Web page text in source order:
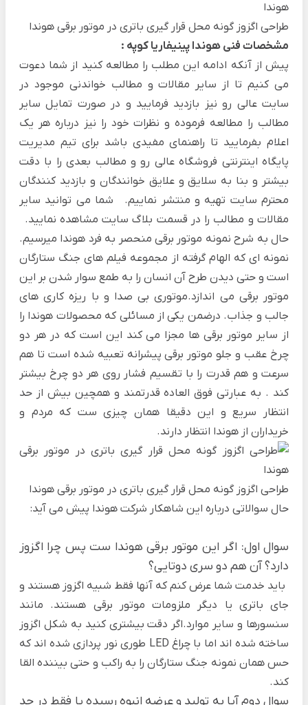
طراحی اگزوز گونه محل قرار گیری باتری در موتور برقی هوندا
مشخصات فنی هوندا پینیفاریا کوپه :
پیش از آنکه ادامه این مطلب را مطالعه کنید از شما دعوت
می کنیم تا از سایر مقالات و مطالب خواندنی موجود در
سایت عالی رو نیز بازدید فرمایید و در صورت تمایل سایر
مطالب را مطالعه فرموده و نظرات خود را نیز درباره هر یک
اعلام بفرمایید تا راهنمای مفیدی باشد برای تیم مدیریت
پایگاه اینترنتی فروشگاه عالی رو و مطالب بعدی را با دقت
بیشتر و بنا به سلایق و علایق خوانندگان و بازدید کنندگان
محترم سایت تهیه و منتشر نماییم. شما می توانید سایر
مقالات و مطالب را در قسمت بلاگسایت مشاهده نمایید.
حال به شرح نمونه موتور برقی منحصر به فرد هوندا میرسیم.
نمونه ای که الهام گرفته از مجموعه فیلم های جنگ ستارگان
است و حتی دیدن طرح آن انسان را به طمع سوار شدن بر این
موتور برقی می اندازد.موتوری بی صدا و با ریزه کاری های
جالب و جذاب. درضمن یکی از مسائلی که محصولات هوندا را
از سایر موتور برقی ها مجزا می کند این است که در هر دو
چرخ عقب و جلو موتور برقی پیشرانه تعبیه شده است تا هم
سرعت و هم قدرت را با تقسیم فشار روی هر دو چرخ بیشتر
کند . به عبارتی فوق العاده قدرتمند و همچین بیش از حد
انتظار سریع و این دقیقا همان چیزی ست که مردم و
خریداران از هوندا انتظار دارند.
طراحی اگزوز گونه محل قرار گیری باتری در موتور برقی هوندا
حال سوالاتی درباره این شاهکار شرکت هوندا پیش می آید:
سوال اول: اگر این موتور برقی هوندا ست پس چرا اگزوز
دارد؟ آن هم دو سری دوتایی؟
باید خدمت شما عرض کنم که آنها فقط شبیه اگزوز هستند و
جای باتری یا دیگر ملزومات موتور برقی هستند. مانند
سنسورها و سایر موارد.اگر دقت بیشتری کنید به شکل اگزوز
ساخته شده اند اما با چراغ LED طوری نور پردازی شده اند که
حس همان نمونه جنگ ستارگان را به راکب و حتی بیننده القا
کند.
سوال دوم آیا به تولید و عرضه انبوه رسیده یا فقط در حد